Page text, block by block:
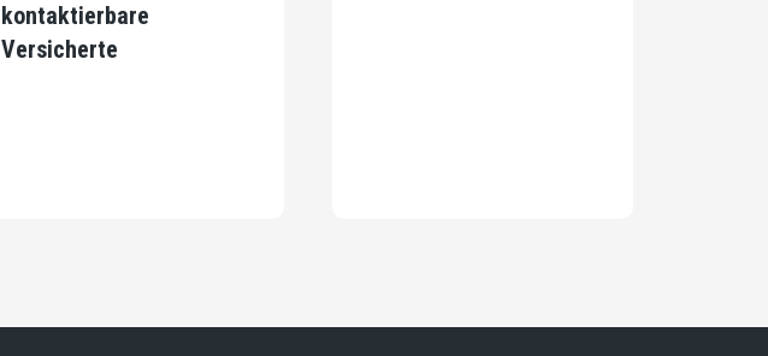
kontaktierbare
Versicherte